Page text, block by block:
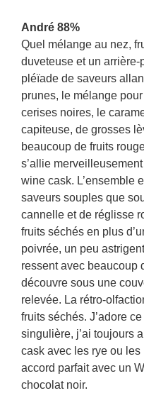
André 88%
Quel mélange au nez,
duveteuse et un
pléïade de saveurs
prunes, le mélange
cerises noires, le
capiteuse, de grosses
beaucoup de fruits
s’allie
wine cask. L’ensemble
saveurs souples que
cannelle et de réglisse
fruits séchés en plus
poivrée, un peu
ressent avec beaucoup
découvre sous une
relevée. La rétro-
fruits séchés. J’adore
singulière, j’ai toujours
cask avec les rye ou les
accord parfait avec un
chocolat noir.